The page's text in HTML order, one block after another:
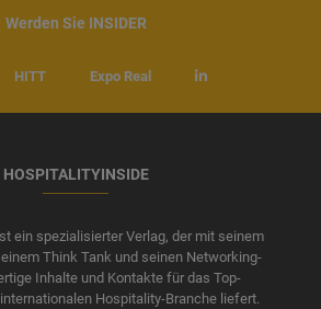
Werden Sie INSIDER
HITT Expo Real
HOSPITALITYINSIDE
ein spezialisierter Verlag, der mit seinem
Think Tank und seinen Networking-
Inhalte und Kontakte für das Top-
Hospitality-Branche liefert.